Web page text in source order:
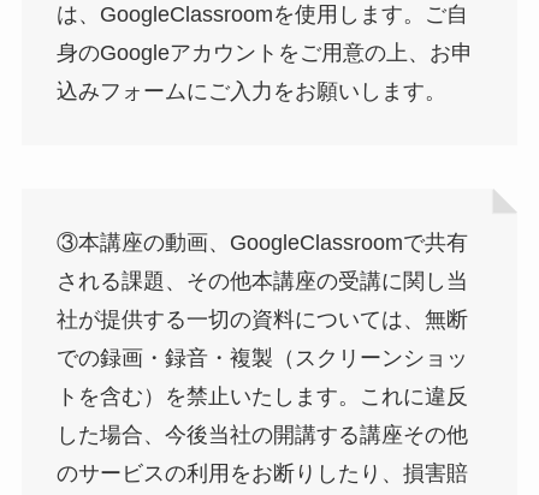
は、GoogleClassroomを使用します。ご自
身のGoogleアカウントをご用意の上、お申
込みフォームにご入力をお願いします。
③本講座の動画、GoogleClassroomで共有
される課題、その他本講座の受講に関し当
社が提供する一切の資料については、無断
での録画・録音・複製（スクリーンショッ
トを含む）を禁止いたします。これに違反
した場合、今後当社の開講する講座その他
のサービスの利用をお断りしたり、損害賠